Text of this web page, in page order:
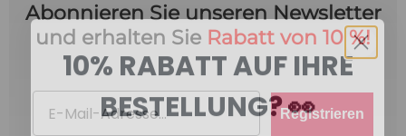
Abonnieren Sie unseren Newsletter
und erhalten Sie Rabatt von 10 %!
Registrieren
10% RABATT AUF IHRE
BESTELLUNG? 👀
Melden Sie sich für den VIP-Club an und bleiben